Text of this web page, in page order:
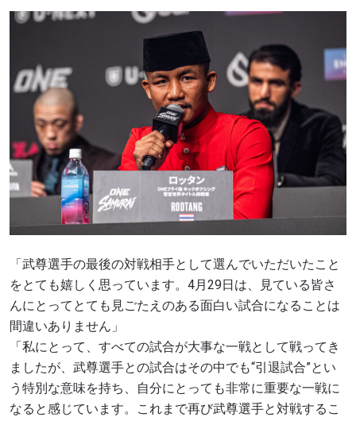
「武尊選手の最後の対戦相手として選んでいただいたこと
をとても嬉しく思っています。4月29日は、見ている皆さ
んにとってとても見ごたえのある面白い試合になることは
間違いありません」
「私にとって、すべての試合が大事な一戦として戦ってき
ましたが、武尊選手との試合はその中でも“引退試合”とい
う特別な意味を持ち、自分にとっても非常に重要な一戦に
なると感じています。これまで再び武尊選手と対戦するこ